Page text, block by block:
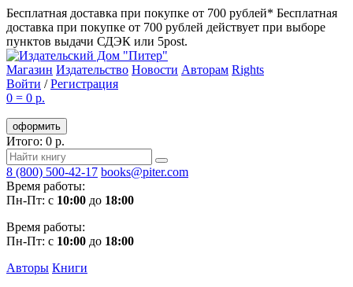
Бесплатная доставка при покупке от 700 рублей* Бесплатная
доставка при покупке от 700 рублей действует при выборе
пунктов выдачи СДЭК или 5post.
Магазин Издательство Новости Авторам Rights
Войти /Регистрация
0 = 0 р.
оформить
Итого: 0 р.
8 (800) 500-42-17 books@piter.com
Время работы:
Пн-Пт: с 10:00 до 18:00
Время работы:
Пн-Пт: с 10:00 до 18:00
Авторы Книги